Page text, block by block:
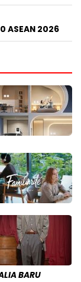
ASEAN 2026
BARU